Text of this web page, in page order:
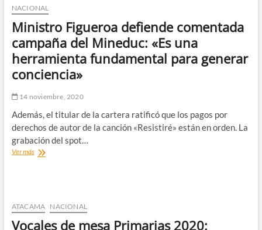
nuevas
ciclovías
diseñado
a
municipalidades
NACIONAL
Ministro Figueroa defiende comentada
campaña del Mineduc: «Es una
herramienta fundamental para generar
conciencia»
14 noviembre, 2020
Además, el titular de la cartera ratificó que los pagos por
derechos de autor de la canción «Resistiré» están en orden. La
grabación del spot…
Ver másMinistro
del
Mineduc:
«Es
ATACAMA NACIONAL
Vocales de mesa Primarias 2020: